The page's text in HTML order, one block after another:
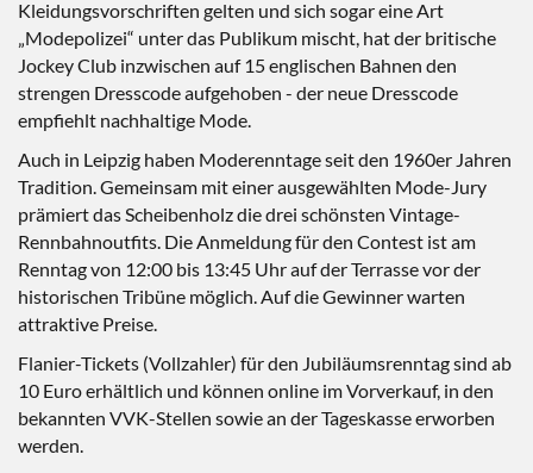
Kleidungsvorschriften gelten und sich sogar eine Art
„Modepolizei“ unter das Publikum mischt, hat der britische
Jockey Club inzwischen auf 15 englischen Bahnen den
strengen Dresscode aufgehoben - der neue Dresscode
empfiehlt nachhaltige Mode.
Auch in Leipzig haben Moderenntage seit den 1960er Jahren
Tradition. Gemeinsam mit einer ausgewählten Mode-Jury
prämiert das Scheibenholz die drei schönsten Vintage-
Rennbahnoutfits. Die Anmeldung für den Contest ist am
Renntag von 12:00 bis 13:45 Uhr auf der Terrasse vor der
historischen Tribüne möglich. Auf die Gewinner warten
attraktive Preise.
Flanier-Tickets (Vollzahler) für den Jubiläumsrenntag sind ab
10 Euro erhältlich und können online im Vorverkauf, in den
bekannten VVK-Stellen sowie an der Tageskasse erworben
werden.